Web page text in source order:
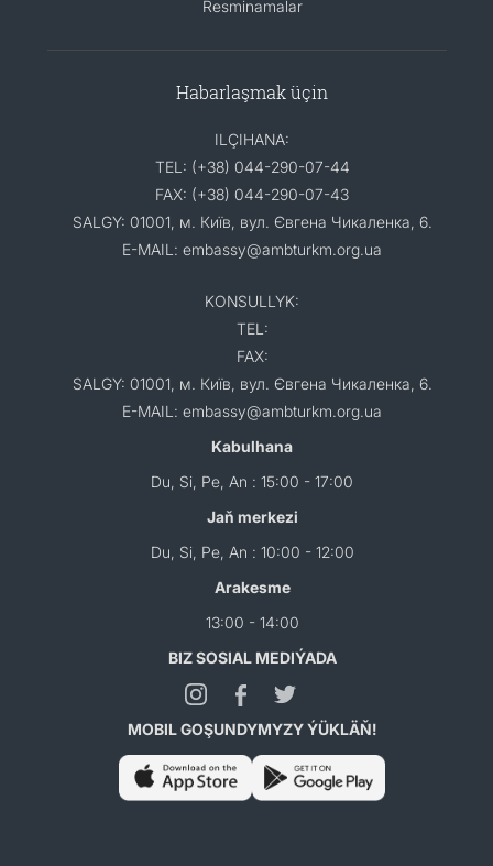
Resminamalar
Habarlaşmak üçin
ILÇIHANA:
TEL: (+38) 044-290-07-44
FAX: (+38) 044-290-07-43
SALGY: 01001, м. Київ, вул. Євгена Чикаленка, 6.
E-MAIL: embassy@ambturkm.org.ua
KONSULLYK:
TEL:
FAX:
SALGY: 01001, м. Київ, вул. Євгена Чикаленка, 6.
E-MAIL: embassy@ambturkm.org.ua
Kabulhana
Du, Si, Pe, An : 15:00 - 17:00
Jaň merkezi
Du, Si, Pe, An : 10:00 - 12:00
Arakesme
13:00 - 14:00
BIZ SOSIAL MEDIÝADA
MOBIL GOŞUNDYMYZY ÝÜKLÄŇ!